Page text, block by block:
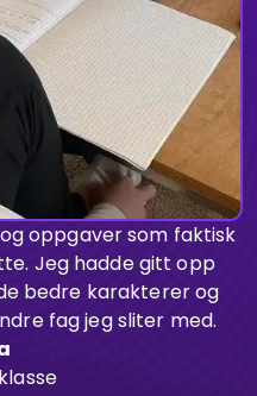
oppgaver som faktisk
Jeg hadde gitt opp
bedre karakterer og
fag jeg sliter med.